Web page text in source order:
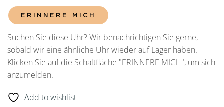
ERINNERE MICH
Suchen Sie diese Uhr? Wir benachrichtigen Sie gerne,
sobald wir eine ähnliche Uhr wieder auf Lager haben.
Klicken Sie auf die Schaltfläche "ERINNERE MICH", um sich
anzumelden.
Add to wishlist